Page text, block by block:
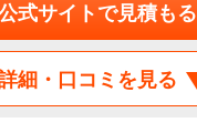
式サイトで見積もる
細・口コミを見る